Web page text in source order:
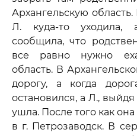
Архангельскую
Л. куда-то уходила,
сообщила, что
все равно нужно
область. В
дорогу, а когда
остановился, а Л.,
ушла. После того как
в г. Петрозаводск. В